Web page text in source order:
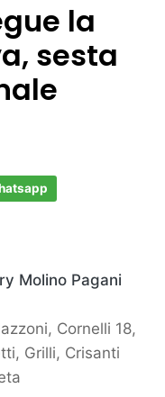
la
sesta
Molino Pagani
Cornelli 18,
Grilli, Crisanti